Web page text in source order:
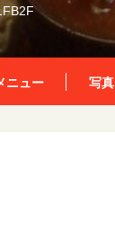
ニュー 写真